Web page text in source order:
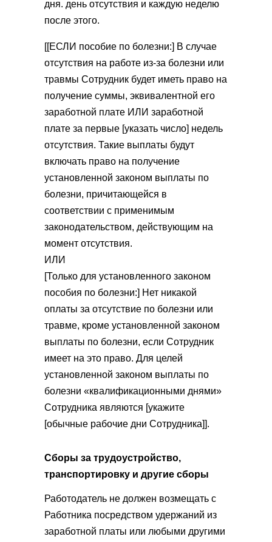
дня. день отсутствия и каждую неделю
после этого.
[[ЕСЛИ пособие по болезни:] В случае
отсутствия на работе из-за болезни или
травмы Сотрудник будет иметь право на
получение суммы, эквивалентной его
заработной плате ИЛИ заработной
плате за первые [указать число] недель
отсутствия. Такие выплаты будут
включать право на получение
установленной законом выплаты по
болезни, причитающейся в
соответствии с применимым
законодательством, действующим на
момент отсутствия.
ИЛИ
[Только для установленного законом
пособия по болезни:] Нет никакой
оплаты за отсутствие по болезни или
травме, кроме установленной законом
выплаты по болезни, если Сотрудник
имеет на это право. Для целей
установленной законом выплаты по
болезни «квалификационными днями»
Сотрудника являются [укажите
[обычные рабочие дни Сотрудника]].
Сборы за трудоустройство,
транспортировку и другие сборы
Работодатель не должен возмещать с
Работника посредством удержаний из
заработной платы или любыми другими